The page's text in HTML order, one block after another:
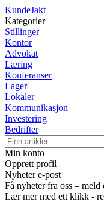
KundeJakt
Kategorier
Stillinger
Kontor
Advokat
Læring
Konferanser
Lager
Lokaler
Kommunikasjon
Investering
Bedrifter
Min konto
Opprett profil
Nyheter e-post
Få nyheter fra oss – meld
Lær mer med ett klikk -